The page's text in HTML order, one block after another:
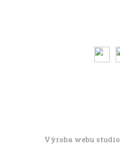
Výroba webu studio